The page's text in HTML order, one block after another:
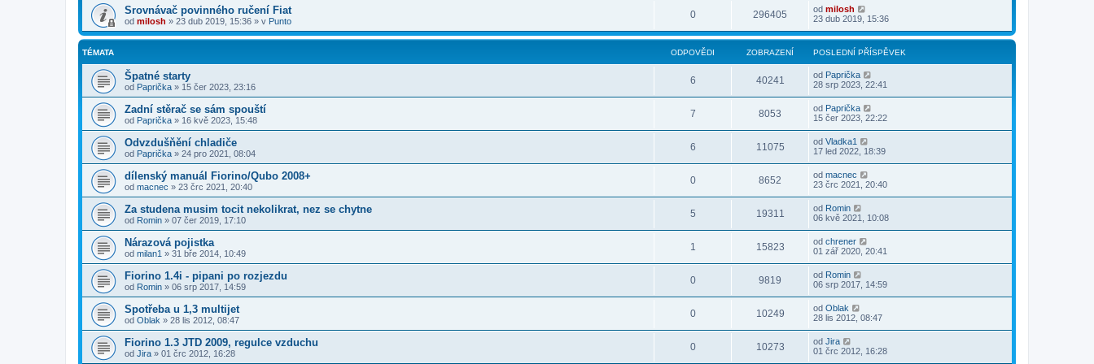
Srovnávač povinného ručení Fiat
od milosh » 23 dub 2019, 15:36 » v Punto
0 296405 od milosh
23 dub 2019, 15:36
TÉMATA ODPOVĚDI ZOBRAZENÍ POSLEDNÍ PŘÍSPĚVEK
Špatné starty
od Paprička » 15 čer 2023, 23:16
6 40241 od Paprička
28 srp 2023, 22:41
Zadní stěrač se sám spouští
od Paprička » 16 kvě 2023, 15:48
7 8053 od Paprička
15 čer 2023, 22:22
Odvzdušňění chladiče
od Paprička » 24 pro 2021, 08:04
6 11075 od Vladka1
17 led 2022, 18:39
dílenský manuál Fiorino/Qubo 2008+
od macnec » 23 črc 2021, 20:40
0 8652 od macnec
23 črc 2021, 20:40
Za studena musim tocit nekolikrat, nez se chytne
od Romin » 07 čer 2019, 17:10
5 19311 od Romin
06 kvě 2021, 10:08
Nárazová pojistka
od milan1 » 31 bře 2014, 10:49
1 15823 od chrener
01 zář 2020, 20:41
Fiorino 1.4i - pipani po rozjezdu
od Romin » 06 srp 2017, 14:59
0 9819 od Romin
06 srp 2017, 14:59
Spotřeba u 1,3 multijet
od Oblak » 28 lis 2012, 08:47
0 10249 od Oblak
28 lis 2012, 08:47
Fiorino 1.3 JTD 2009, regulce vzduchu
od Jira » 01 črc 2012, 16:28
0 10273 od Jira
01 črc 2012, 16:28